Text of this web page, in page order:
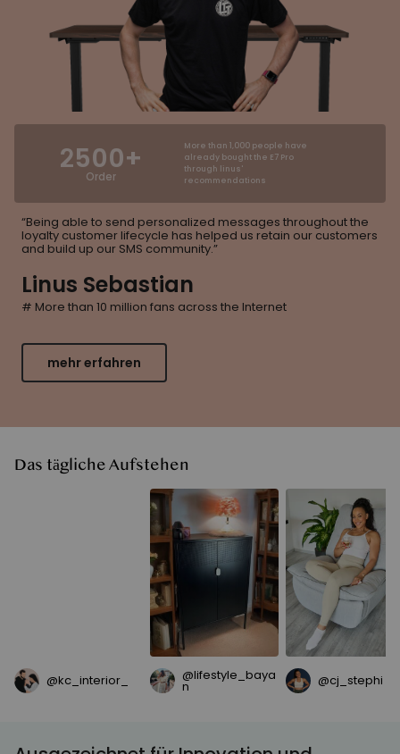
2500+
Order
More than 1,000 people have
already bought the E7 Pro
through linus'
recommendations
“Being able to send personalized messages throughout the
loyalty customer lifecycle has helped us retain our customers
and build up our SMS community.”
Linus Sebastian
# More than 10 million fans across the Internet
mehr erfahren
Das tägliche Aufstehen
@kc_interior_ @lifestyle_baya
n @cj_stephi